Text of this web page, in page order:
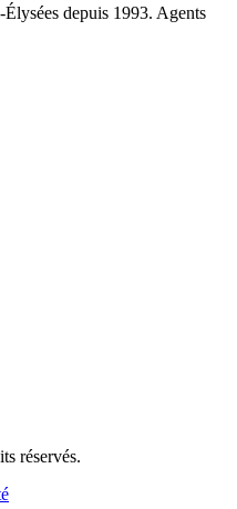
depuis 1993. Agents
réservés.